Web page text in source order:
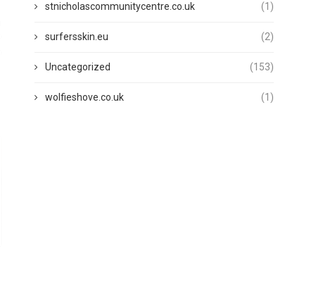
stnicholascommunitycentre.co.uk (1)
surfersskin.eu (2)
Uncategorized (153)
wolfieshove.co.uk (1)